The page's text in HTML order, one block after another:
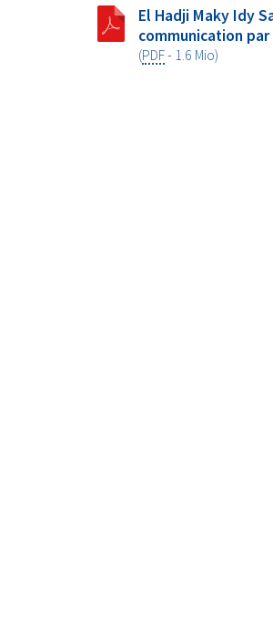
El Hadji Maky Idy
communication
(PDF- 1.6 Mio)